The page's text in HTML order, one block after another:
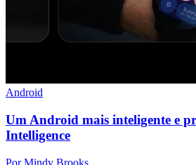
Android
Um Android mais inteligente e
Intelligence
Por Mindy Brooks